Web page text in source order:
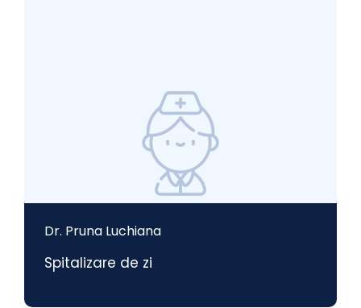
Dr. Pruna Luchiana
Spitalizare de zi